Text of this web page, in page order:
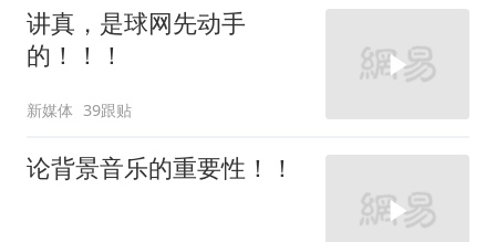
讲真，是球网先动手
的！！！
新媒体 39跟贴
论背景音乐的重要性！！